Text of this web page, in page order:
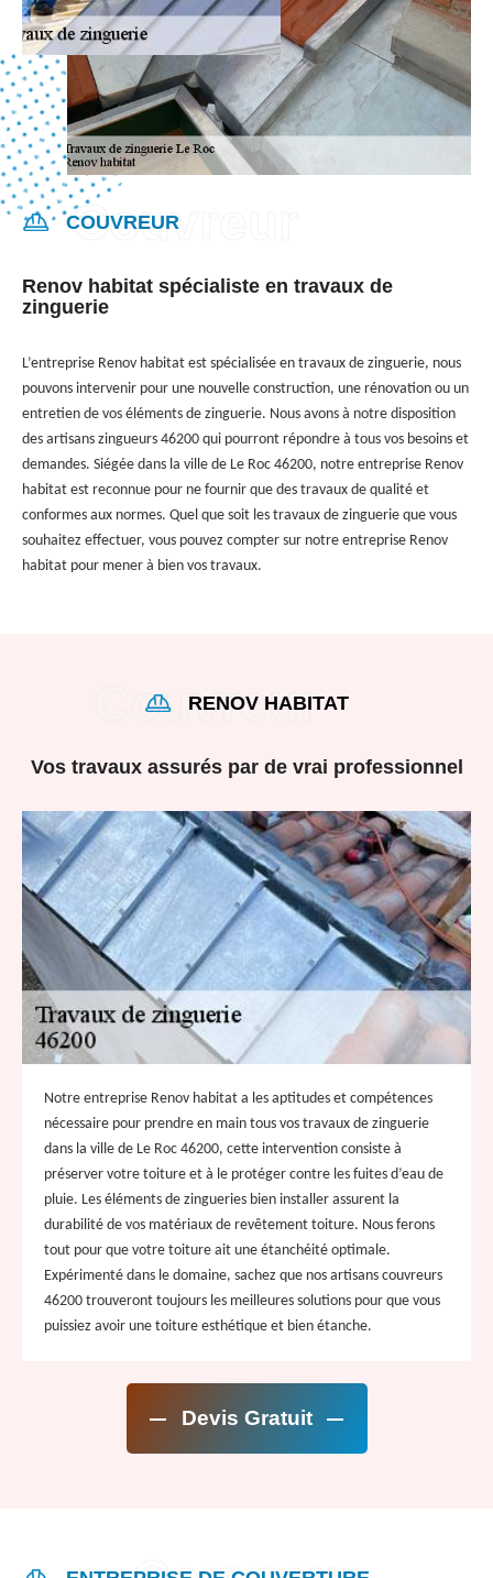
COUVREUR
Renov habitat spécialiste en travaux de
zinguerie
L’entreprise Renov habitat est spécialisée en travaux de zinguerie, nous
pouvons intervenir pour une nouvelle construction, une rénovation ou un
entretien de vos éléments de zinguerie. Nous avons à notre disposition
des artisans zingueurs 46200 qui pourront répondre à tous vos besoins et
demandes. Siégée dans la ville de Le Roc 46200, notre entreprise Renov
habitat est reconnue pour ne fournir que des travaux de qualité et
conformes aux normes. Quel que soit les travaux de zinguerie que vous
souhaitez effectuer, vous pouvez compter sur notre entreprise Renov
habitat pour mener à bien vos travaux.
RENOV HABITAT
Vos travaux assurés par de vrai professionnel
Notre entreprise Renov habitat a les aptitudes et compétences
nécessaire pour prendre en main tous vos travaux de zinguerie
dans la ville de Le Roc 46200, cette intervention consiste à
préserver votre toiture et à le protéger contre les fuites d’eau de
pluie. Les éléments de zingueries bien installer assurent la
durabilité de vos matériaux de revêtement toiture. Nous ferons
tout pour que votre toiture ait une étanchéité optimale.
Expérimenté dans le domaine, sachez que nos artisans couvreurs
46200 trouveront toujours les meilleures solutions pour que vous
puissiez avoir une toiture esthétique et bien étanche.
Devis Gratuit